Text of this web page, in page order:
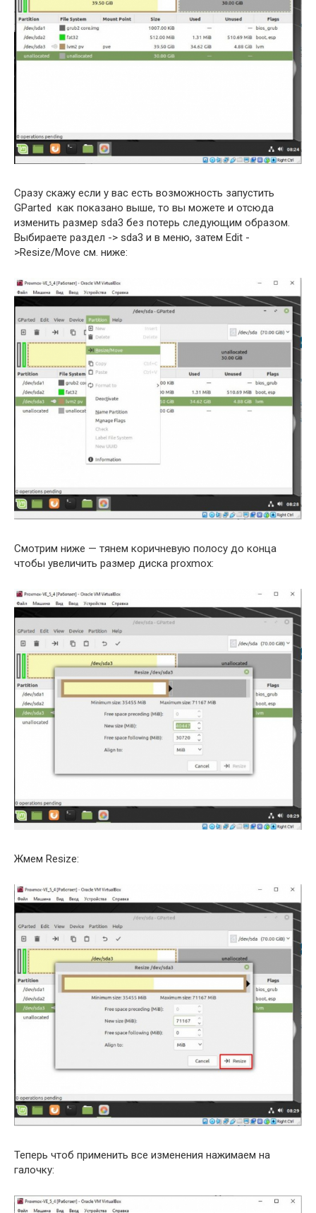
Сразу скажу если у вас есть возможность запустить
GParted как показано выше, то вы можете и отсюда
изменить размер sda3 без потерь следующим образом.
Выбираете раздел -> sda3 и в меню, затем Edit -
>Resize/Move см. ниже:
Смотрим ниже — тянем коричневую полосу до конца
чтобы увеличить размер диска proxmox:
Жмем Resize:
Теперь чтоб применить все изменения нажимаем на
галочку: